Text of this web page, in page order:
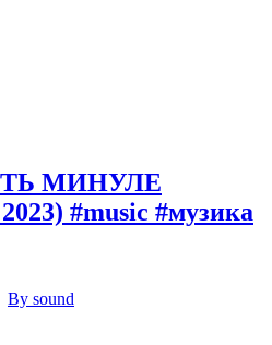
МИНУЛЕ
#music #музика
By sound